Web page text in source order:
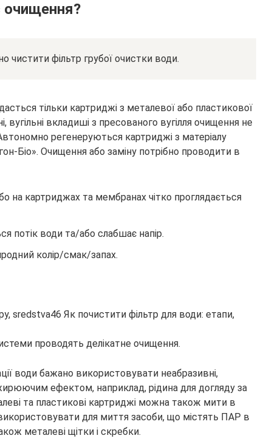
очищення?
чистити фільтр грубої очистки води.
тільки картриджі з металевої або пластикової
вугільні вкладиші з пресованого вугілля очищення не
регенеруються картриджі з матеріалу
Біо». Очищення або заміну потрібно проводити в
на картриджах та мембранах чітко проглядається
потік води та/або слабшає напір.
колір/смак/запах.
проводять делікатне очищення.
води бажано використовувати неабразивні,
ефектом, наприклад, рідина для догляду за
та пластикові картриджі можна також мити в
для миття засоби, що містять ПАР в
металеві щітки і скребки.